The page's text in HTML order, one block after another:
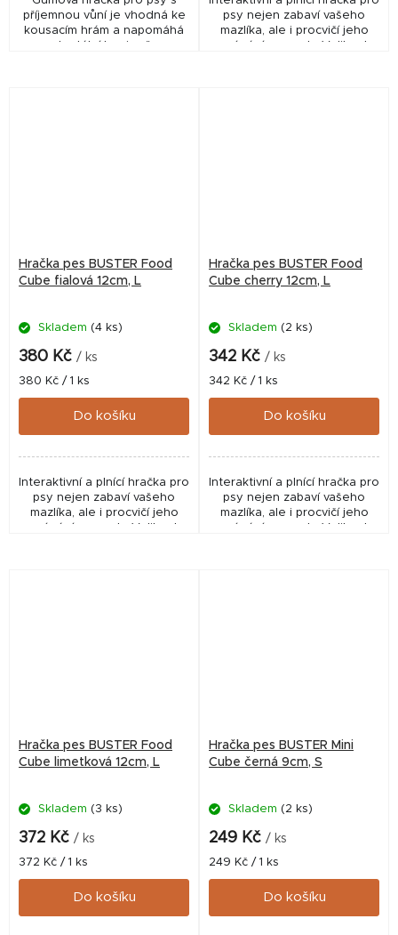
příjemnou vůní je vhodná ke
kousacím hrám a napomáhá
psy nejen zabaví vašeho
mazlíka, ale i procvičí jeho
Hračka pes BUSTER Food
Cube fialová 12cm, L
Skladem (4 ks)
380 Kč / ks
Měrná
cena:
380 Kč / 1 ks
Do košíku
Interaktivní a plnící hračka pro
psy nejen zabaví vašeho
mazlíka, ale i procvičí jeho
vnímání a smysly. Velikost
Hračka pes BUSTER Food
Cube cherry 12cm, L
Skladem (2 ks)
342 Kč / ks
Měrná
cena:
342 Kč / 1 ks
Do košíku
Interaktivní a plnící hračka pro
psy nejen zabaví vašeho
mazlíka, ale i procvičí jeho
vnímání a smysly. Velikost
Hračka pes BUSTER Food
Cube limetková 12cm, L
Skladem (3 ks)
372 Kč / ks
Měrná
cena:
372 Kč / 1 ks
Do košíku
Hračka pes BUSTER Mini
Cube černá 9cm, S
Skladem (2 ks)
249 Kč / ks
Měrná
cena:
249 Kč / 1 ks
Do košíku